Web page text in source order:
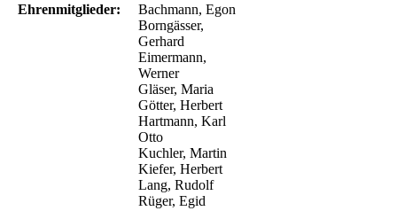
Ehrenmitglieder:
Bachmann, Egon
Borngässer,
Gerhard
Eimermann,
Werner
Gläser, Maria
Götter, Herbert
Hartmann, Karl
Otto
Kuchler, Martin
Kiefer, Herbert
Lang, Rudolf
Rüger, Egid